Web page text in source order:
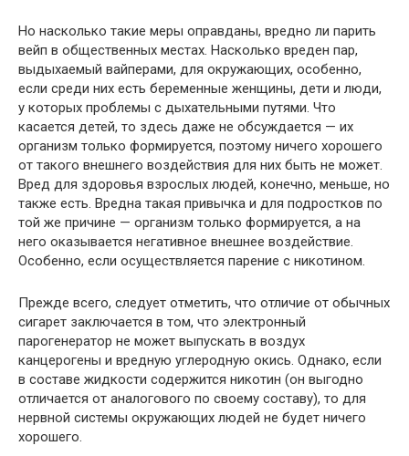
Но насколько такие меры оправданы, вредно ли парить
вейп в общественных местах. Насколько вреден пар,
выдыхаемый вайперами, для окружающих, особенно,
если среди них есть беременные женщины, дети и люди,
у которых проблемы с дыхательными путями. Что
касается детей, то здесь даже не обсуждается — их
организм только формируется, поэтому ничего хорошего
от такого внешнего воздействия для них быть не может.
Вред для здоровья взрослых людей, конечно, меньше, но
также есть. Вредна такая привычка и для подростков по
той же причине — организм только формируется, а на
него оказывается негативное внешнее воздействие.
Особенно, если осуществляется парение с никотином.
Прежде всего, следует отметить, что отличие от обычных
сигарет заключается в том, что электронный
парогенератор не может выпускать в воздух
канцерогены и вредную углеродную окись. Однако, если
в составе жидкости содержится никотин (он выгодно
отличается от аналогового по своему составу), то для
нервной системы окружающих людей не будет ничего
хорошего.